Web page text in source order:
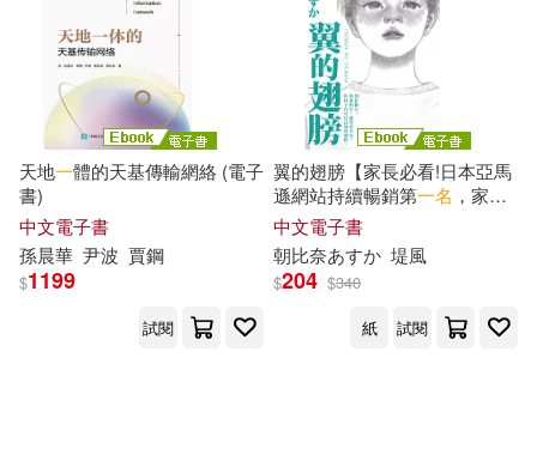
天地一體的天基傳輸網絡 (電子
書)
中文電子書
孫晨華 尹波 賈鋼
$1199
試閱
翼的翅膀【家長必看!日本亞馬
遜網站持續暢銷第一名 ，家長
瘋傳最有共鳴之書!】 (電子書)
中文電子書
朝比奈あすか 堤風
$204 $340
紙
試閱